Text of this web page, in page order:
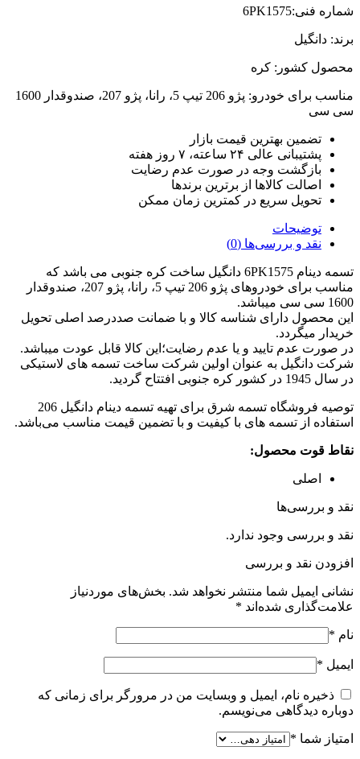
شماره فنی:6PK1575
برند: دانگیل
محصول کشور: کره
مناسب برای خودرو: پژو 206 تیپ 5، رانا، پژو 207، صندوقدار 1600
سی سی
تضمین بهترین قیمت بازار
پشتیبانی عالی ۲۴ ساعته، ۷ روز هفته
بازگشت وجه در صورت عدم رضایت
اصالت کالاها از برترین برندها
تحویل سریع در کمترین زمان ممکن
توضیحات
نقد و بررسی‌ها (0)
تسمه دینام 6PK1575 دانگیل ساخت کره جنوبی می باشد که
مناسب برای خودروهای پژو 206 تیپ 5، رانا، پژو 207، صندوقدار
1600 سی سی میباشد.
این محصول دارای شناسه کالا و با ضمانت صددرصد اصلی تحویل
خریدار میگردد.
در صورت عدم تایید و یا عدم رضایت؛این کالا قابل عودت میباشد.
شرکت دانگیل به عنوان اولین شرکت ساخت تسمه های لاستیکی
در سال 1945 در کشور کره جنوبی افتتاح گردید.
توصیه فروشگاه تسمه شرق برای تهیه تسمه دینام دانگیل 206
استفاده از تسمه های با کیفیت و با تضمین قیمت مناسب می‌باشد.
نقاط قوت محصول:
اصلی
نقد و بررسی‌ها
نقد و بررسی وجود ندارد.
افزودن نقد و بررسی
نشانی ایمیل شما منتشر نخواهد شد. بخش‌های موردنیاز
علامت‌گذاری شده‌اند *
نام *
ایمیل *
ذخیره نام، ایمیل و وبسایت من در مرورگر برای زمانی که
دوباره دیدگاهی می‌نویسم.
امتیاز شما *